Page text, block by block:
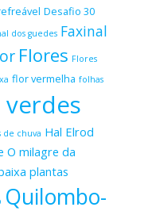
Desafio 30
dos guedes Faxinal
Flores Flores
flor vermelha folhas
de chuva Hal Elrod
O milagre da
plantas
Quilombo-